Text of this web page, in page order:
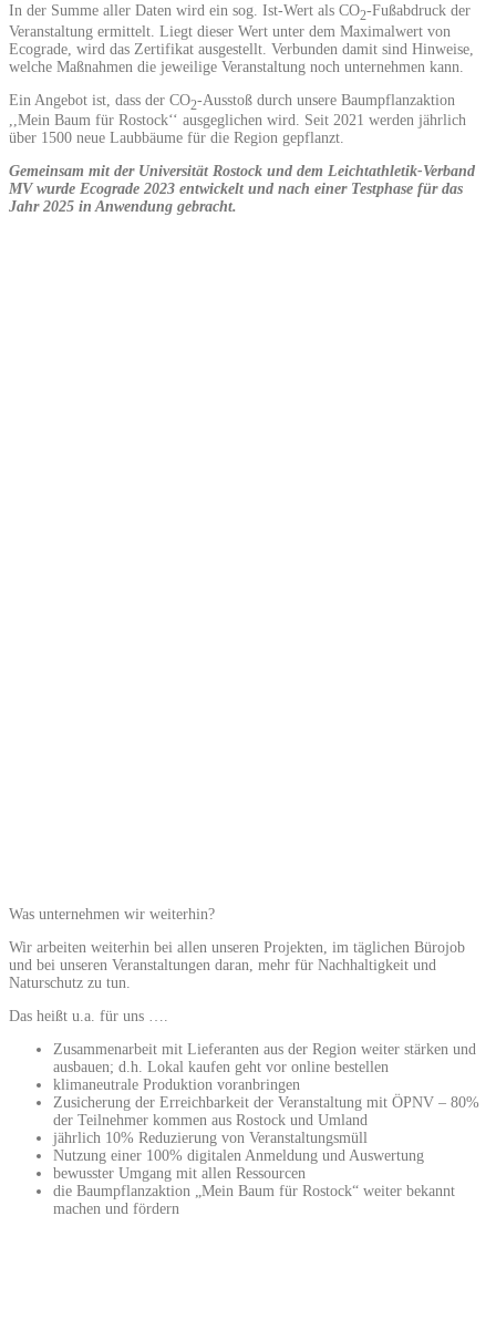
In der Summe aller Daten wird ein sog. Ist-Wert als CO2-Fußabdruck der
Veranstaltung ermittelt. Liegt dieser Wert unter dem Maximalwert von
Ecograde, wird das Zertifikat ausgestellt. Verbunden damit sind Hinweise,
welche Maßnahmen die jeweilige Veranstaltung noch unternehmen kann.
Ein Angebot ist, dass der CO2-Ausstoß durch unsere Baumpflanzaktion
,,Mein Baum für Rostock‘‘ ausgeglichen wird. Seit 2021 werden jährlich
über 1500 neue Laubbäume für die Region gepflanzt.
Gemeinsam mit der Universität Rostock und dem Leichtathletik-Verband
MV wurde Ecograde 2023 entwickelt und nach einer Testphase für das
Jahr 2025 in Anwendung gebracht.
Was unternehmen wir weiterhin?
Wir arbeiten weiterhin bei allen unseren Projekten, im täglichen Bürojob
und bei unseren Veranstaltungen daran, mehr für Nachhaltigkeit und
Naturschutz zu tun.
Das heißt u.a. für uns ….
Zusammenarbeit mit Lieferanten aus der Region weiter stärken und
ausbauen; d.h. Lokal kaufen geht vor online bestellen
klimaneutrale Produktion voranbringen
Zusicherung der Erreichbarkeit der Veranstaltung mit ÖPNV – 80%
der Teilnehmer kommen aus Rostock und Umland
jährlich 10% Reduzierung von Veranstaltungsmüll
Nutzung einer 100% digitalen Anmeldung und Auswertung
bewusster Umgang mit allen Ressourcen
die Baumpflanzaktion „Mein Baum für Rostock“ weiter bekannt
machen und fördern